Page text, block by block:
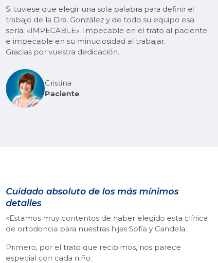
Si tuviese que elegir una sola palabra para definir el
trabajo de la Dra. González y de todo su equipo esa
sería: «IMPECABLE». Impecable en el trato al paciente
e impecable en su minuciosidad al trabajar.
Gracias por vuestra dedicación.
Cristina
Paciente
Cuidado absoluto de los más mínimos
detalles
«Estamos muy contentos de haber elegido esta clínica
de ortodoncia para nuestras hijas Sofía y Candela:
Primero, por el trato que recibimos, nos parece
especial con cada niño.